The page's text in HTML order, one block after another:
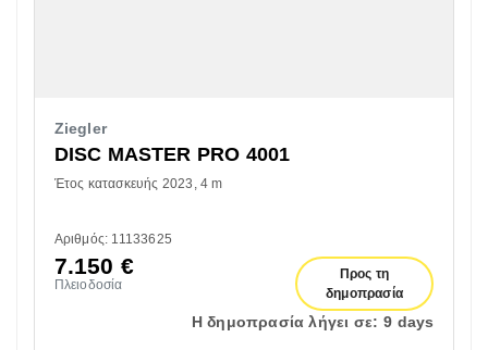
Ziegler
DISC MASTER PRO 4001
Έτος κατασκευής 2023 4 m
Αριθμός: 11133625
7.150 €
Πλειοδοσία
Προς τη
δημοπρασία
Η δημοπρασία λήγει σε: 9 days